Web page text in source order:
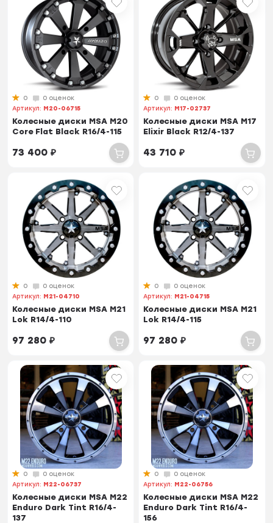
0
0 оценок
Артикул: M20-06715
Колесные диски MSA M20
Core Flat Black R16/4-115
73 400₽
0
0 оценок
Артикул: M17-02737
Колесные диски MSA M17
Elixir Black R12/4-137
43 710₽
0
0 оценок
Артикул: M21-04710
Колесные диски MSA M21
Lok R14/4-110
97 280₽
0
0 оценок
Артикул: M21-04715
Колесные диски MSA M21
Lok R14/4-115
97 280₽
0
0 оценок
Артикул: M22-06737
Колесные диски MSA M22
Enduro Dark Tint R16/4-
137
0
0 оценок
Артикул: M22-06756
Колесные диски MSA M22
Enduro Dark Tint R16/4-
156